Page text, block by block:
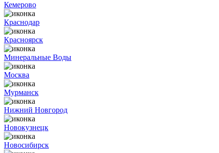
Кемерово
Краснодар
Красноярск
Минеральные Воды
Москва
Мурманск
Нижний Новгород
Новокузнецк
Новосибирск